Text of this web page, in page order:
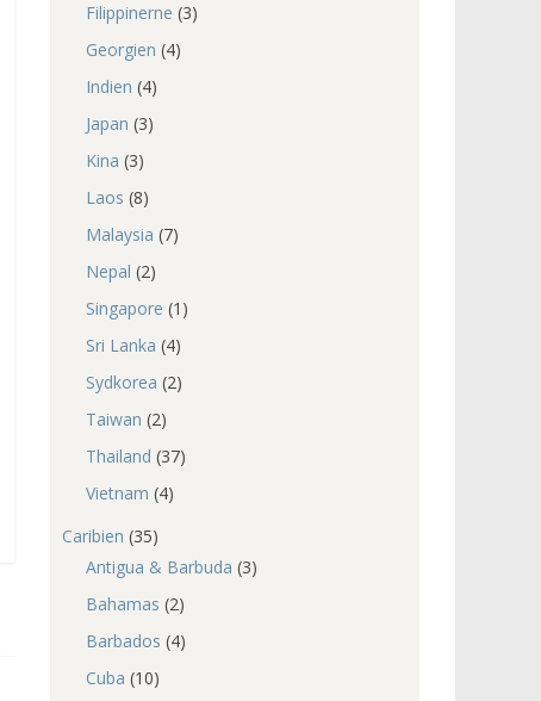
Filippinerne (3)
Georgien (4)
Indien (4)
Japan (3)
Kina (3)
Laos (8)
Malaysia (7)
Nepal (2)
Singapore (1)
Sri Lanka (4)
Sydkorea (2)
Taiwan (2)
Thailand (37)
Vietnam (4)
Caribien (35)
Antigua & Barbuda (3)
Bahamas (2)
Barbados (4)
Cuba (10)